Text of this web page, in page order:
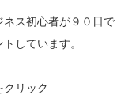
ス初心者が９０日で
しています。
リック